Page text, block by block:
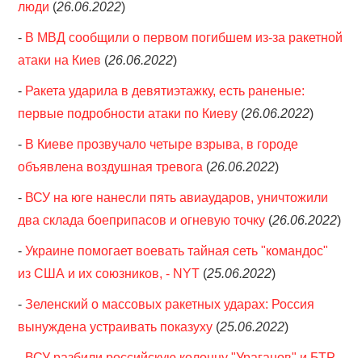
люди (26.06.2022)
- В МВД сообщили о первом погибшем из-за ракетной
атаки на Киев (26.06.2022)
- Ракета ударила в девятиэтажку, есть раненые:
первые подробности атаки по Киеву (26.06.2022)
- В Киеве прозвучало четыре взрыва, в городе
объявлена воздушная тревога (26.06.2022)
- ВСУ на юге нанесли пять авиаударов, уничтожили
два склада боеприпасов и огневую точку (26.06.2022)
-Украине помогает воевать тайная сеть "командос"
из США и их союзников, - NYT (25.06.2022)
-Зеленский о массовых ракетных ударах: Россия
вынуждена устраивать показуху (25.06.2022)